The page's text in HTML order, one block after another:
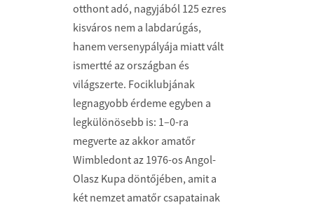
otthont adó, nagyjából 125 ezres
kisváros nem a labdarúgás,
hanem versenypályája miatt vált
ismertté az országban és
világszerte. Fociklubjának
legnagyobb érdeme egyben a
legkülönösebb is: 1–0-ra
megverte az akkor amatőr
Wimbledont az 1976-os Angol-
Olasz Kupa döntőjében, amit a
két nemzet amatőr csapatainak